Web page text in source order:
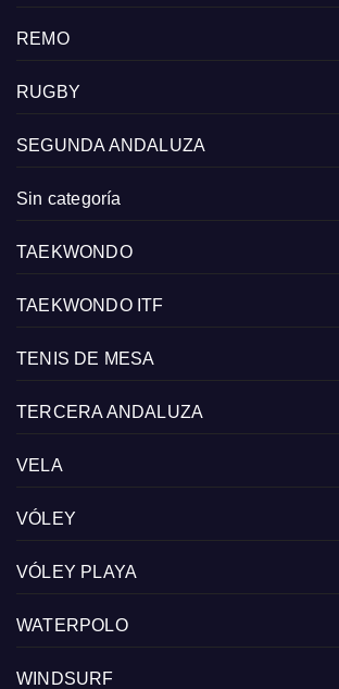
REMO
RUGBY
SEGUNDA ANDALUZA
Sin categoría
TAEKWONDO
TAEKWONDO ITF
TENIS DE MESA
TERCERA ANDALUZA
VELA
VÓLEY
VÓLEY PLAYA
WATERPOLO
WINDSURF